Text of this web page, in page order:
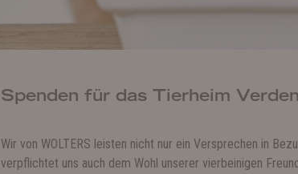
Spenden für das Tierheim Verden
Wir von WOLTERS leisten nicht nur ein Versprechen in
verpflichtet uns auch dem Wohl unserer vierbeinigen